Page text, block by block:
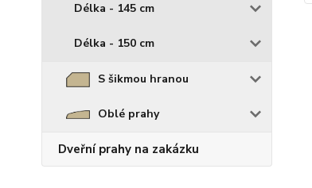
Délka - 145 cm
Délka - 150 cm
S šikmou hranou
Oblé prahy
Dveřní prahy na zakázku